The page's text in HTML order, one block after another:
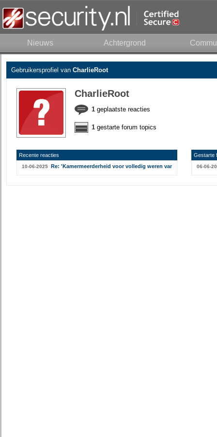
Nieuws Achtergrond
Gebruikersprofiel van CharlieRoot
CharlieRoot
1geplaatste reacties
1gestarte forum topics
Recente reacties
10-06-2025 Re: 'Kamermeerderheid voor volledig weren van smartphones
Gestarte
06-06-